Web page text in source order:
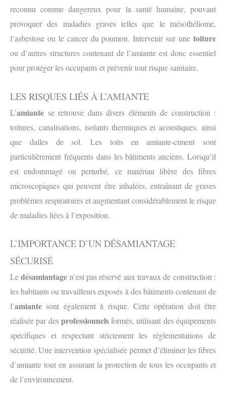
reconnu comme dangereux pour la santé humaine, pouvant
provoquer des maladies graves telles que le mésothéliome,
l’asbestose ou le cancer du poumon. Intervenir sur une toiture
ou d’autres structures contenant de l’amiante est donc essentiel
pour protéger les occupants et prévenir tout risque sanitaire.
LES RISQUES LIÉS À L’AMIANTE
L’amiante se retrouve dans divers éléments de construction :
toitures, canalisations, isolants thermiques et acoustiques, ainsi
que dalles de sol. Les toits en amiante-ciment sont
particulièrement fréquents dans les bâtiments anciens. Lorsqu’il
est endommagé ou perturbé, ce matériau libère des fibres
microscopiques qui peuvent être inhalées, entraînant de graves
problèmes respiratoires et augmentant considérablement le risque
de maladies liées à l’exposition.
L’IMPORTANCE D’UN DÉSAMIANTAGE
SÉCURISÉ
Ledésamiantage n’est pas réservé aux travaux de construction :
les habitants ou travailleurs exposés à des bâtiments contenant de
l’amiante sont également à risque. Cette opération doit être
réalisée par desprofessionnelsformés, utilisant des équipements
spécifiques et respectant strictement les réglementations de
sécurité. Une intervention spécialisée permet d’éliminer les fibres
d’amiante tout en assurant la protection de tous les occupants et
de l’environnement.